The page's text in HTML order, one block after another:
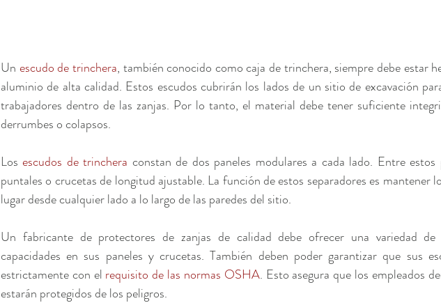
Un escudo de trinchera, también conocido como caja de trinchera, siempre debe estar
aluminio de alta calidad. Estos escudos cubrirán los lados de un sitio de excavación
trabajadores dentro de las zanjas. Por lo tanto, el material debe tener suficiente
derrumbes o colapsos.
Los escudos de trinchera constan de dos paneles modulares a cada lado. Entre estos
puntales o crucetas de longitud ajustable. La función de estos separadores es mantener
lugar desde cualquier lado a lo largo de las paredes del sitio.
Un fabricante de protectores de zanjas de calidad debe ofrecer una variedad de
capacidades en sus paneles y crucetas. También deben poder garantizar que sus
estrictamente con el requisito de las normas OSHA. Esto asegura que los empleados
estarán protegidos de los peligros.